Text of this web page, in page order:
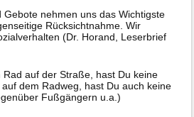
Gebote nehmen uns das Wichtigste
Rücksichtnahme. Wir
(Dr. Horand, Leserbrief
Rad auf der Straße, hast Du keine
dem Radweg, hast Du auch keine
Fußgängern u.a.)